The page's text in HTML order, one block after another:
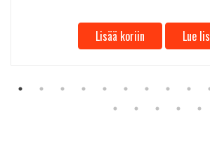
Lisää koriin Lue